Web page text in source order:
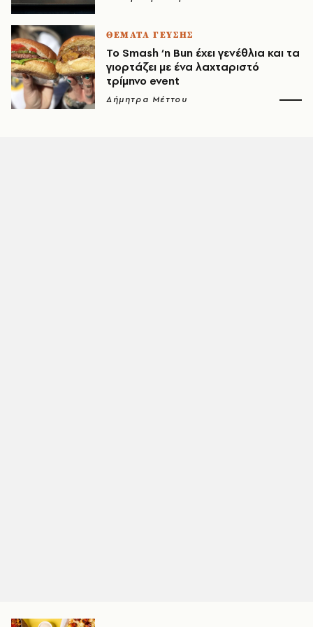
ΘΕΜΑΤΑ ΓΕΥΣΗΣ
Το Smash ‘n Bun έχει γενέθλια και τα
γιορτάζει με ένα λαχταριστό
τρίμηνο event
Δήμητρα Μέττου